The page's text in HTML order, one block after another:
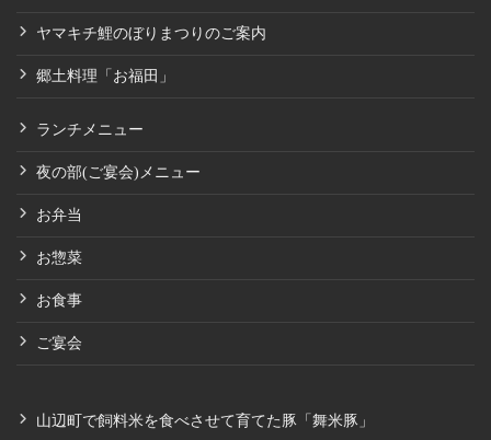
ヤマキチ鯉のぼりまつりのご案内
郷土料理「お福田」
ランチメニュー
夜の部(ご宴会)メニュー
お弁当
お惣菜
お食事
ご宴会
山辺町で飼料米を食べさせて育てた豚「舞米豚」